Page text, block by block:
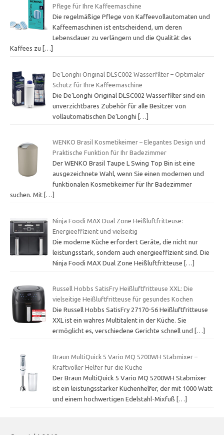
Pflege für Ihre Kaffeemaschine
Die regelmäßige Pflege von Kaffeevollautomaten und
Kaffeemaschinen ist entscheidend, um deren
Lebensdauer zu verlängern und die Qualität des
Kaffees zu
[…]
De’Longhi Original DLSC002 Wasserfilter – Optimaler
Schutz für Ihre Kaffeemaschine
Die De’Longhi Original DLSC002 Wasserfilter sind ein
unverzichtbares Zubehör für alle Besitzer von
vollautomatischen De’Longhi
[…]
WENKO Brasil Kosmetikeimer – Elegantes Design und
Praktische Funktion für Ihr Badezimmer
Der WENKO Brasil Taupe L Swing Top Bin ist eine
ausgezeichnete Wahl, wenn Sie einen modernen und
funktionalen Kosmetikeimer für Ihr Badezimmer
suchen. Mit […]
Ninja Foodi MAX Dual Zone Heißluftfritteuse:
Energieeffizient und vielseitig
Die moderne Küche erfordert Geräte, die nicht nur
leistungsstark, sondern auch energieeffizient sind. Die
Ninja Foodi MAX Dual Zone Heißluftfritteuse
[…]
Russell Hobbs SatisFry Heißluftfritteuse XXL: Die
vielseitige Heißluftfritteuse für gesundes Kochen
Die Russell Hobbs SatisFry 27170-56 Heißluftfritteuse
XXL ist ein wahres Multitalent in der Küche. Sie
ermöglicht es, verschiedene Gerichte schnell und
[…]
Braun MultiQuick 5 Vario MQ 5200WH Stabmixer –
Kraftvoller Helfer für die Küche
Der Braun MultiQuick 5 Vario MQ 5200WH Stabmixer
ist ein leistungsstarker Küchenhelfer, der mit 1000 Watt
und einem hochwertigen Edelstahl-Mixfuß
[…]